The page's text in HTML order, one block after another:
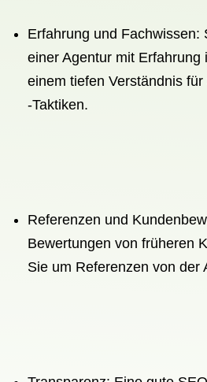
Erfahrung und Fachwissen:
einer Agentur mit Erfahrung
einem tiefen Verständnis
-Taktiken.
Referenzen und
Bewertungen von früheren
Sie um Referenzen von der